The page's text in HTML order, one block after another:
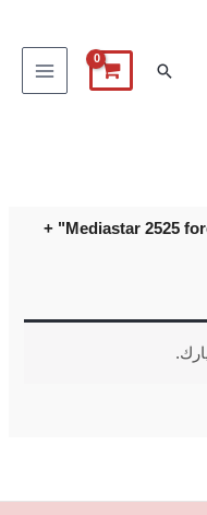
البحث
/ منتجات تحت الوسم “"Mediastar 2525 forever" +